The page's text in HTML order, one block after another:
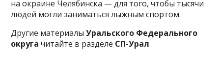
на окраине Челябинска — для того, чтобы тысячи
людей могли заниматься лыжным спортом.
Другие материалыУральского Федерального
округа читайте в разделе СП-Урал